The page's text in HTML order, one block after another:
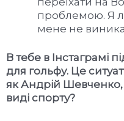
проблемою. Я
мене не
В тебе в Інстаграмі
для гольфу. Це
як Андрій Шевченко,
виді спорту?